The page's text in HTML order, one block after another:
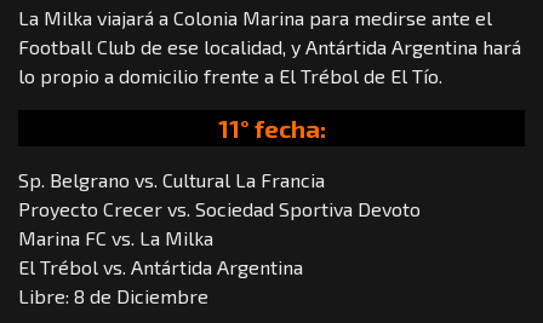
La Milka viajará a Colonia Marina para medirse ante el
Football Club de ese localidad, y Antártida Argentina hará
lo propio a domicilio frente a El Trébol de El Tío.
11° fecha:
Sp. Belgrano vs. Cultural La Francia
Proyecto Crecer vs. Sociedad Sportiva Devoto
Marina FC vs. La Milka
El Trébol vs. Antártida Argentina
Libre: 8 de Diciembre